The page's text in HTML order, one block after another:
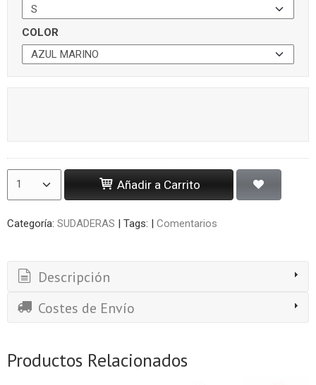
COLOR
Añadir a Carrito
Categoría: SUDADERAS | Tags: | Comentarios
Descripción
Costes de Envío
Productos Relacionados